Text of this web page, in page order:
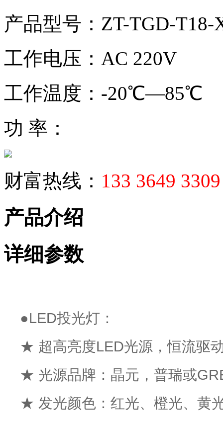
产品型号：ZT-TGD-T18-
工作电压：AC 220V
工作温度：-20℃—85℃
功 率：
财富热线： 133 3649
产品介绍
详细参数
●LED投光灯：
★ 超高亮度LED光源，恒流驱
★ 光源品牌：晶元，普瑞或
★ 发光颜色：红光、橙光、黄